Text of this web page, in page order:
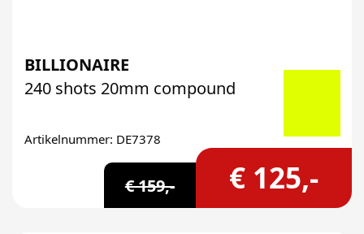
BILLIONAIRE
240 shots 20mm compound
Artikelnummer: DE7378
€ 159,- € 125,-